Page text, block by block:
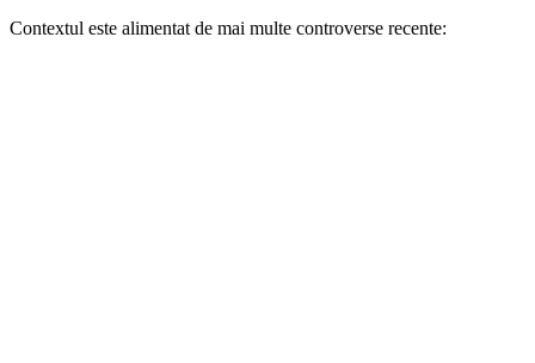
Contextul este alimentat de mai multe controverse recente: